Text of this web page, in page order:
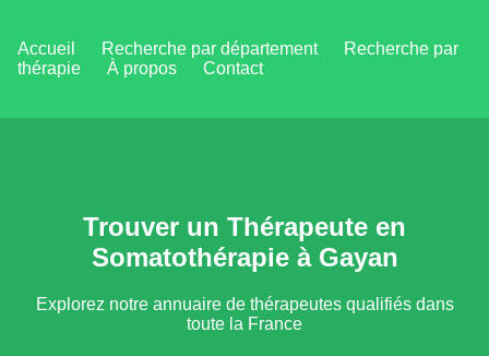
Accueil Recherche par département
Recherche par
thérapie
À propos Contact
Trouver un Thérapeute en
Somatothérapie à Gayan
Explorez notre annuaire de thérapeutes qualifiés dans
toute la France